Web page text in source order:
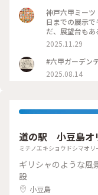
神戸六甲ミーツ・
日までの展示
だ、展望台も
撮れず💦 鹿さ
在感があり青空にも映
少し霞がかって
ました✈️ あと
の 神社が出来
2025.11.29
#六甲ガーデン
2025.08.14
道の駅 小豆島オ
ミチノエキショウドシマオリ
ギリシャのような風
設
小豆島